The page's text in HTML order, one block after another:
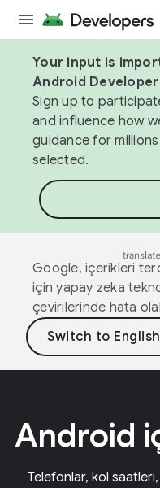
Your input is
Android
Sign up to
and influence how
guidance for
selected.
Google, içerikleri
için yapay zeka
çevirilerinde hata
Android
Telefonlar, kol